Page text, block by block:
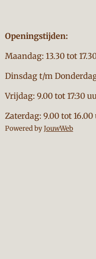
Openingstijden:
Maandag: 13.30 tot
Dinsdag t/m
Vrijdag: 9.00 tot 17:30
Zaterdag: 9.00 tot 16.00
Powered byJouwWeb